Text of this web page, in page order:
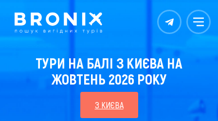
Контакты Меню
ТУРИ НА БАЛІ З КИЄВА НА
ЖОВТЕНЬ 2026 РОКУ
З КИЄВА